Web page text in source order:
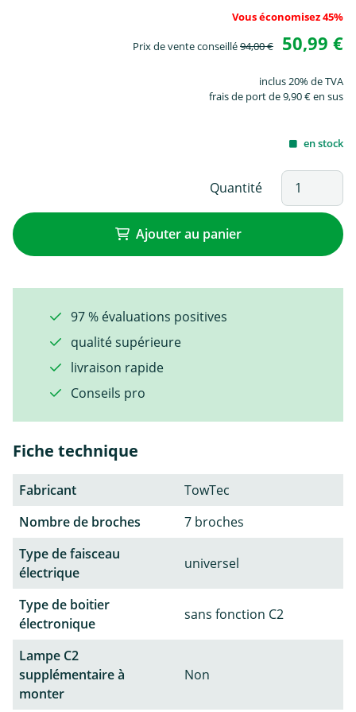
Vous économisez 45%
Prix de vente conseillé94,00 € 50,99 €
inclus 20% de TVA
frais de port de 9,90 € en sus
en stock
Quantité
Ajouter au panier
97 % évaluations positives
qualité supérieure
livraison rapide
Conseils pro
Fiche technique
Fabricant
TowTec
Nombre de broches
7 broches
Type de faisceau
électrique
universel
Type de boitier
électronique
sans fonction C2
Lampe C2
supplémentaire à
monter
Non